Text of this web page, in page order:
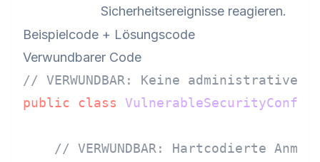
Sicherheitsereignisse reagieren.
Beispielcode + Lösungscode
Verwundbarer Code
// VERWUNDBAR: Keine
public
class VulnerableSecurityConfig
// VERWUNDBAR: Hartcodierte